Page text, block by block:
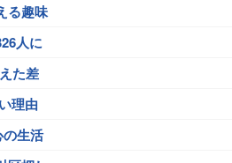
る趣味
人に
た差
理由
生活